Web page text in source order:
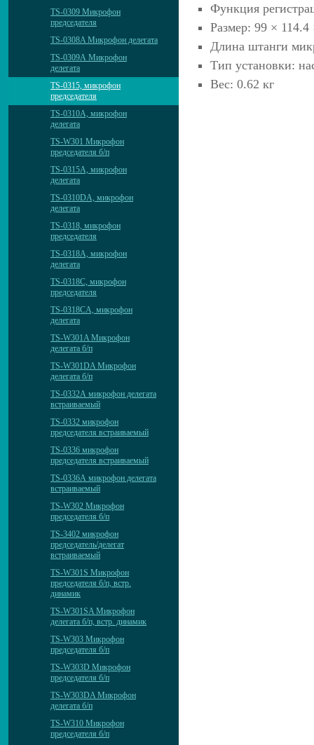
TS-0309 Микрофон
председателя
TS-0308A Микрофон делегата
TS-0309А Микрофон
делегата
TS-0315, микрофон
председателя
TS-0310А, микрофон
делегата
TS-W301 Микрофон
председателя б/п
TS-0315A, микрофон
делегата
TS-0310DА, микрофон
делегата
TS-0318, микрофон
председателя
TS-0318A, микрофон
делегата
TS-0318C, микрофон
председателя
TS-0318CA, микрофон
делегата
TS-W301A Микрофон
делегата б/п
TS-W301DA Микрофон
делегата б/п
TS-0332А микрофон делегата
встраиваемый
TS-0332 микрофон
председателя встраиваемый
TS-0336 микрофон
председателя встраиваемый
TS-0336А микрофон делегата
встраиваемый
TS-W302 Микрофон
председателя б/п
TS-3402 микрофон
председатель/делегат
встраиваемый
TS-W301S Микрофон
председателя б/п, встр.
динамик
TS-W301SA Микрофон
делегата б/п, встр. динамик
TS-W303 Микрофон
председателя б/п
TS-W303D Микрофон
председателя б/п
TS-W303DA Микрофон
делегата б/п
TS-W310 Микрофон
председателя б/п
Функция
Размер: 99 ×
Длина штанги
Тип установки:
Вес: 0.62 кг